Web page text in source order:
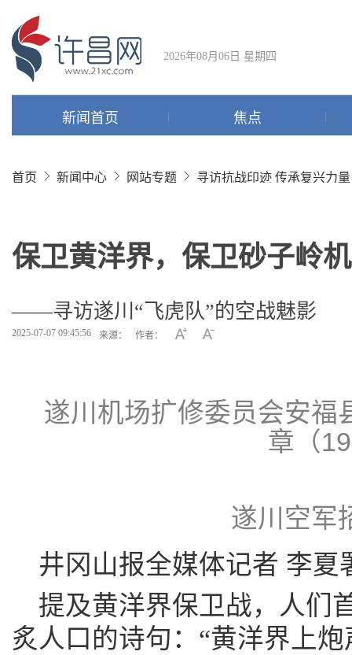
2026年08月06日 星期四
新闻首页 焦点
首页 新闻中心 网站专题 寻访抗战印迹 传承复兴力量
保卫黄洋界，保卫砂子岭
——寻访遂川“飞虎队”的空战魅影
2025-07-07 09:45:56 来源： 作者：
遂川机场扩修委员会安福
章（
遂川空军
井冈山报全媒体记者 李夏
提及黄洋界保卫战，人们
炙人口的诗句：“黄洋界上